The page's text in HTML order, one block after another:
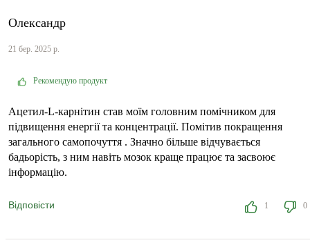
Олександр
21 бер. 2025 р.
Рекомендую продукт
Ацетил-L-карнітин став моїм головним помічником для
підвищення енергії та концентрації. Помітив покращення
загального самопочуття . Значно більше відчувається
бадьорість, з ним навіть мозок краще працює та засвоює
інформацію.
Відповісти 1 0